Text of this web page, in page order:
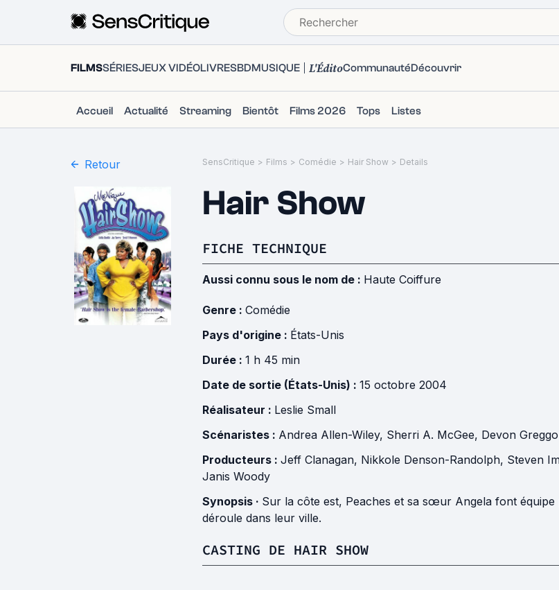
FILMSSÉRIESJEUX VIDÉOLIVRESBDMUSIQUE L'ÉditoCommunautéDécouvrir
Accueil Actualité Streaming Bientôt Films 2026 Tops Listes
Retour SensCritique > Films > Comédie > Hair Show > Details
Hair Show
FICHE TECHNIQUE
Aussi connu sous le nom de : Haute Coiffure
Genre : Comédie
Pays d'origine : États-Unis
Durée : 1 h 45 min
Date de sortie (États-Unis) : 15 octobre 2004
Réalisateur : Leslie Small
Scénaristes : Andrea Allen-Wiley, Sherri A. McGee, Devon
Producteurs : Jeff Clanagan, Nikkole Denson-Randolph, Steven
Janis Woody
Synopsis · Sur la côte est, Peaches et sa sœur Angela font
déroule dans leur ville.
CASTING DE HAIR SHOW